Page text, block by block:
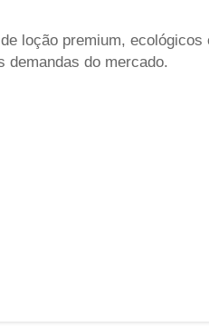
loção premium, ecológicos
demandas do mercado.